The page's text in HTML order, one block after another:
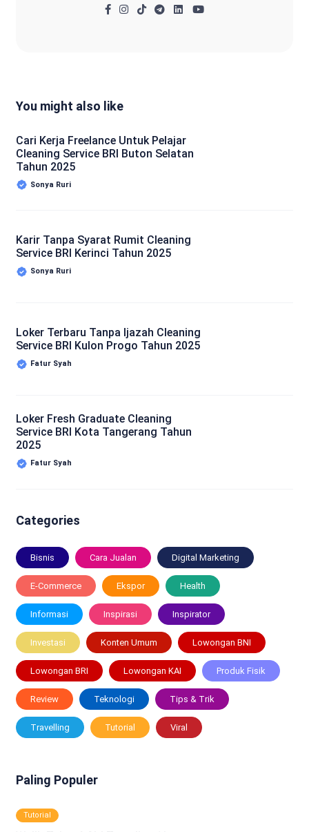
You might also like
Cari Kerja Freelance Untuk Pelajar
Cleaning Service BRI Buton Selatan
Tahun 2025
Sonya Ruri
Karir Tanpa Syarat Rumit Cleaning
Service BRI Kerinci Tahun 2025
Sonya Ruri
Loker Terbaru Tanpa Ijazah Cleaning
Service BRI Kulon Progo Tahun 2025
Fatur Syah
Loker Fresh Graduate Cleaning
Service BRI Kota Tangerang Tahun
2025
Fatur Syah
Categories
Bisnis Cara Jualan Digital Marketing
E-Commerce Ekspor Health
Informasi Inspirasi Inspirator
Investasi Konten Umum Lowongan BNI
Lowongan BRI Lowongan KAI Produk Fisik
Review Teknologi Tips & Trik
Travelling Tutorial Viral
Paling Populer
Tutorial